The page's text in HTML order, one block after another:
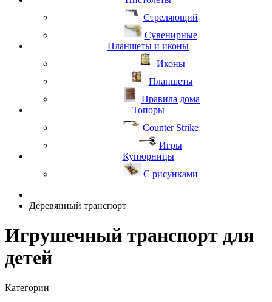
Стреляющий
Сувенирные
Планшеты и иконы
Иконы
Планшеты
Правила дома
Топоры
Counter Strike
Игры
Купюрницы
С рисунками
Деревянный транспорт
Игрушечный транспорт для
детей
Категории